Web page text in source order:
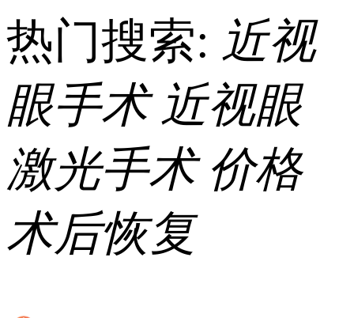
热门搜索: 近视
眼手术 近视眼
激光手术 价格
术后恢复